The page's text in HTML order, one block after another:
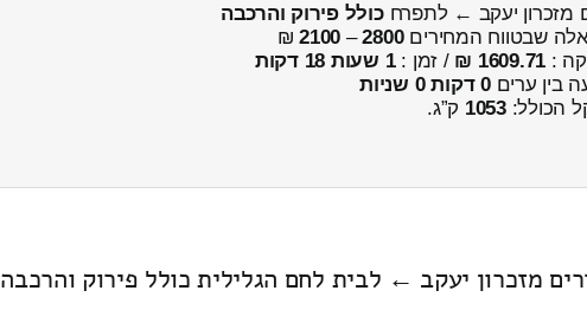
כולל פירוק והרכבה
שבטווח המחירים2800
–
2100
₪
:
1609.71 ₪ / זמן :1 שעות 18 דקות
בין ערים0 דקות 0 שניות
הכולל:1053 ק”ג.
מזכרון יעקב ← לבית לחם הגלילית כולל פירוק והרכבה